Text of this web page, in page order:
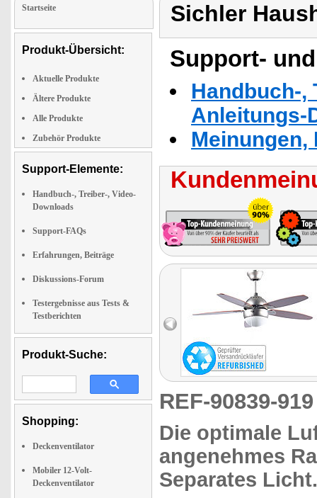
Startseite
Produkt-Übersicht:
Aktuelle Produkte
Ältere Produkte
Alle Produkte
Zubehör Produkte
Support-Elemente:
Handbuch-, Treiber-, Video-
Downloads
Support-FAQs
Erfahrungen, Beiträge
Diskussions-Forum
Testergebnisse aus Tests &
Testberichten
Produkt-Suche:
Shopping:
Deckenventilator
Mobiler 12-Volt-
Deckenventilator
Sichler
Support-
Handbuch-,
Anleitungs-
REF-90839-
Die optimale
angenehmes
Separates